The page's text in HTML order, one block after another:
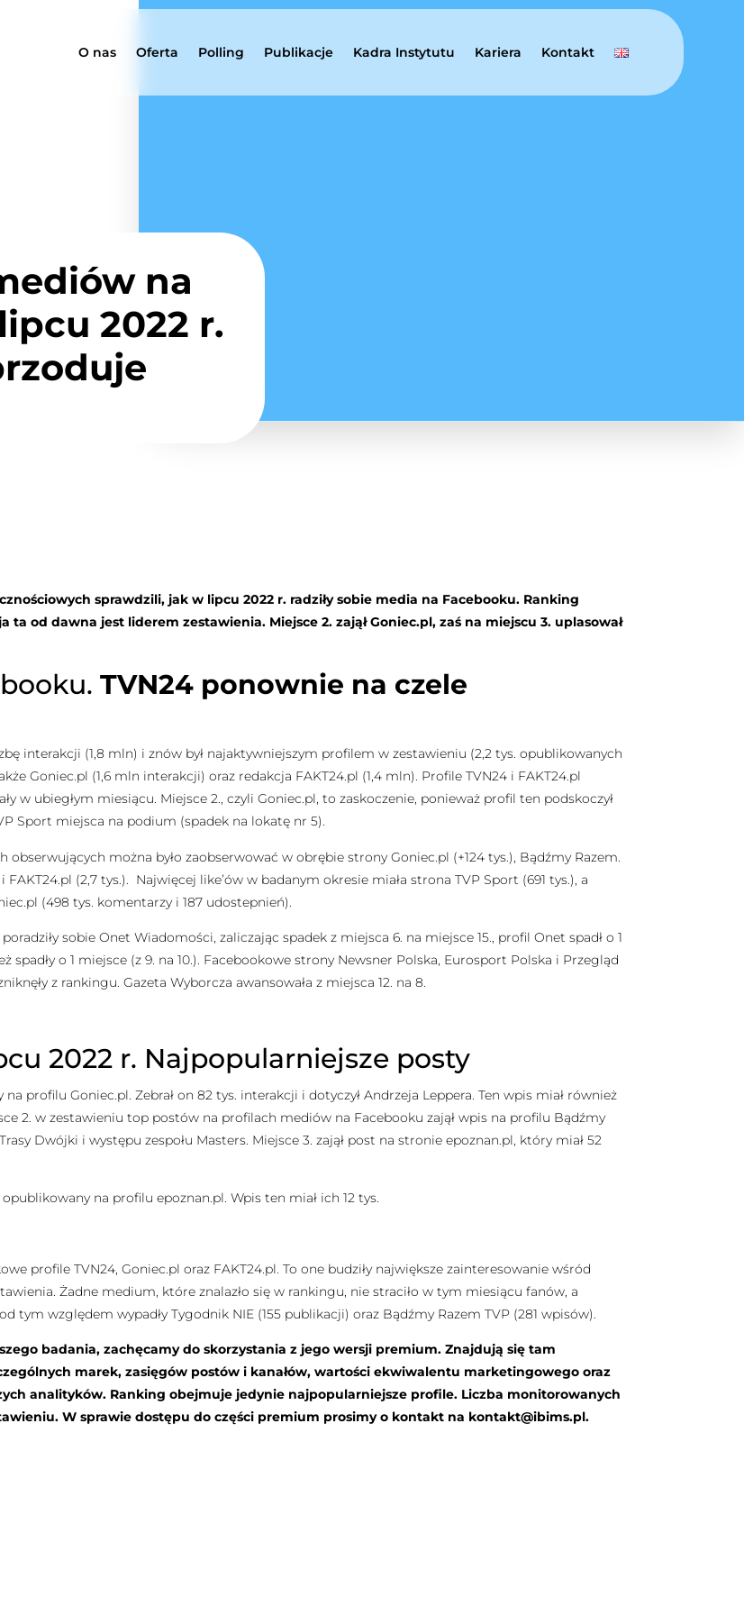
O nas Oferta Polling Publikacje Kadra Instytutu Kariera Kontakt
na
2022 r.
sprawdzili, jak w lipcu 2022 r. radziły sobie media na Facebooku. Ranking
od dawna jest liderem zestawienia. Miejsce 2. zajął Goniec.pl, zaś na miejscu 3. uplasował
TVN24 ponownie na czele
interakcji (1,8 mln) i znów był najaktywniejszym profilem w zestawieniu (2,2 tys. opublikowanych
Goniec.pl (1,6 mln interakcji) oraz redakcja FAKT24.pl (1,4 mln). Profile TVN24 i FAKT24.pl
w ubiegłym miesiącu. Miejsce 2., czyli Goniec.pl, to zaskoczenie, ponieważ profil ten podskoczył
Sport miejsca na podium (spadek na lokatę nr 5).
można było zaobserwować w obrębie strony Goniec.pl (+124 tys.), Bądźmy Razem.
FAKT24.pl (2,7 tys.). Najwięcej like’ów w badanym okresie miała strona TVP Sport (691 tys.), a
(498 tys. komentarzy i 187 udostepnień).
sobie Onet Wiadomości, zaliczając spadek z miejsca 6. na miejsce 15., profil Onet spadł o 1
o 1 miejsce (z 9. na 10.). Facebookowe strony Newsner Polska, Eurosport Polska i Przegląd
z rankingu. Gazeta Wyborcza awansowała z miejsca 12. na 8.
2022 r. Najpopularniejsze posty
profilu Goniec.pl. Zebrał on 82 tys. interakcji i dotyczył Andrzeja Leppera. Ten wpis miał również
2. w zestawieniu top postów na profilach mediów na Facebooku zajął wpis na profilu Bądźmy
Dwójki i występu zespołu Masters. Miejsce 3. zajął post na stronie epoznan.pl, który miał 52
na profilu epoznan.pl. Wpis ten miał ich 12 tys.
profile TVN24, Goniec.pl oraz FAKT24.pl. To one budziły największe zainteresowanie wśród
Żadne medium, które znalazło się w rankingu, nie straciło w tym miesiącu fanów, a
tym względem wypadły Tygodnik NIE (155 publikacji) oraz Bądźmy Razem TVP (281 wpisów).
badania, zachęcamy do skorzystania z jego wersji premium. Znajdują się tam
marek, zasięgów postów i kanałów, wartości ekwiwalentu marketingowego oraz
analityków. Ranking obejmuje jedynie najpopularniejsze profile. Liczba monitorowanych
W sprawie dostępu do części premium prosimy o kontakt na kontakt@ibims.pl.